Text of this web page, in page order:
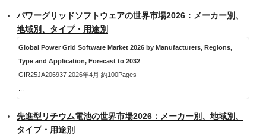
パワーグリッドソフトウェアの世界市場2026：メーカー別、
地域別、タイプ・用途別
Global Power Grid Software Market 2026 by Manufacturers, Regions,
Type and Application, Forecast to 2032
GIR25JA206937 2026年4月 約100Pages
先進型リチウム電池の世界市場2026：メーカー別、地域別、
タイプ・用途別